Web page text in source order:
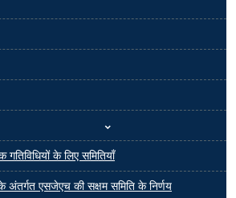
के लिए समितियाँ
एसजेएच की सक्षम समिति के निर्णय